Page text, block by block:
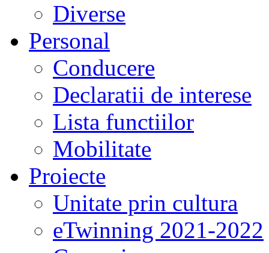
Diverse
Personal
Conducere
Declaratii de interese
Lista functiilor
Mobilitate
Proiecte
Unitate prin cultura
eTwinning 2021-2022